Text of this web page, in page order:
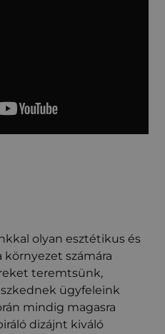
olyan esztétikus és
környezet számára
teremtsünk,
ügyfeleink
mindig magasra
dizájnt kiváló